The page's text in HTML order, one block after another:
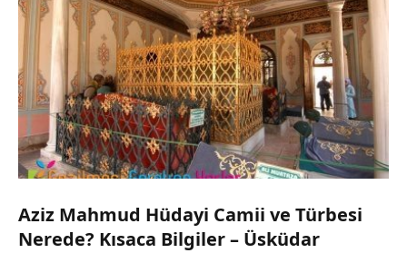
Aziz Mahmud Hüdayi Camii ve Türbesi
Nerede? Kısaca Bilgiler – Üsküdar